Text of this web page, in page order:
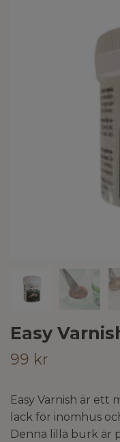
Easy
99 kr
Easy Varnish är ett
lack för inomhus
Denna lilla burk är